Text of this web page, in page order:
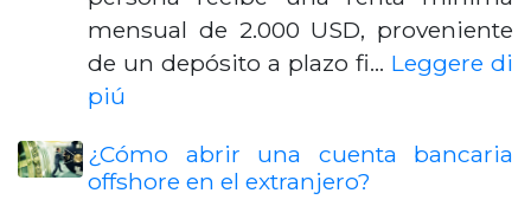
mensual de 2.000 USD, proveniente
de un depósito a plazo fi… Leggere di
piú
¿Cómo abrir una cuenta bancaria
offshore en el extranjero?